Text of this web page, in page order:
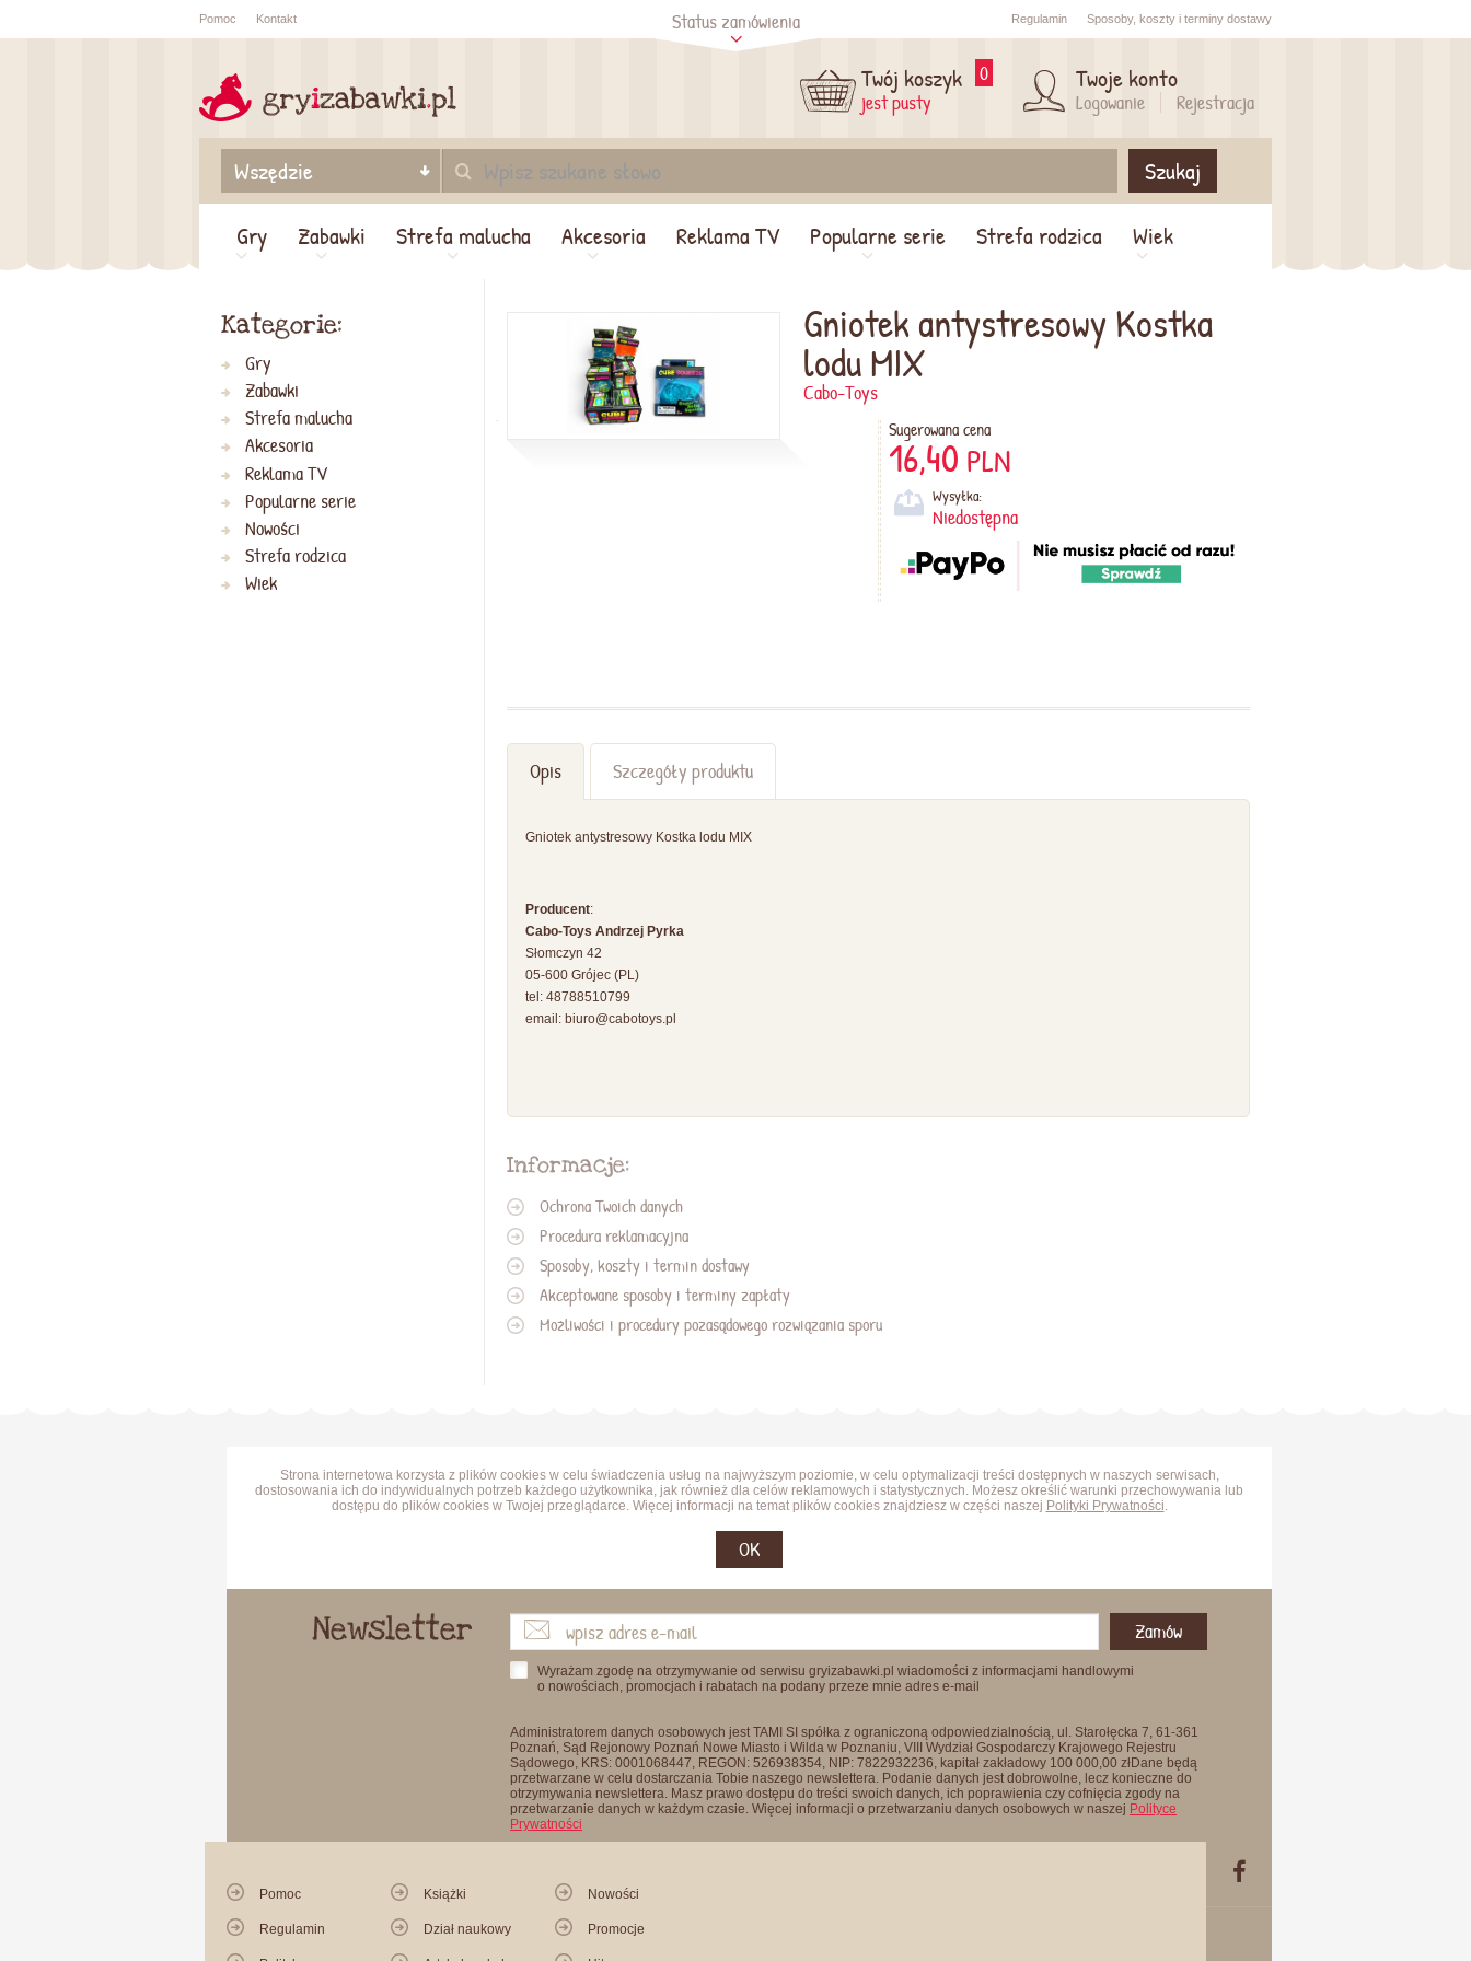
Sprawdź status Sprawdź
Pomoc Kontakt Status zamówienia Regulamin Sposoby, koszty i terminy dostawy
Twój koszyk
jest pusty
0 Twoje konto
Logowanie Rejestracja
Szukaj
Gry
Zabawki Strefa malucha Akcesoria Reklama TV Popularne serie Strefa rodzica Wiek
Gniotek antystresowy Kostka
lodu MIX
Cabo-Toys
Sugerowana cena
16,40 PLN
Wysyłka:
Niedostępna
Opis Szczegóły produktu
Gniotek antystresowy Kostka lodu MIX
Producent:
Cabo-Toys Andrzej Pyrka
Słomczyn 42
05-600 Grójec (PL)
tel: 48788510799
email: biuro@cabotoys.pl
Informacje:
Ochrona Twoich danych
Procedura reklamacyjna
Sposoby, koszty i termin dostawy
Akceptowane sposoby i terminy zapłaty
Możliwości i procedury pozasądowego rozwiązania sporu
Kategorie:
Gry
Zabawki
Strefa malucha
Akcesoria
Reklama TV
Popularne serie
Nowości
Strefa rodzica
Wiek
Strona internetowa korzysta z plików cookies w celu świadczenia usług na najwyższym poziomie, w celu optymalizacji treści dostępnych w naszych serwisach,
dostosowania ich do indywidualnych potrzeb każdego użytkownika, jak również dla celów reklamowych i statystycznych. Możesz określić warunki przechowywania lub
dostępu do plików cookies w Twojej przeglądarce. Więcej informacji na temat plików cookies znajdziesz w części naszej Polityki Prywatności.
OK
Newsletter Zamów
Wyrażam zgodę na otrzymywanie od serwisu gryizabawki.pl wiadomości z informacjami handlowymi
o nowościach, promocjach i rabatach na podany przeze mnie adres e-mail
Administratorem danych osobowych jest TAMI SI spółka z ograniczoną odpowiedzialnością, ul. Starołęcka 7, 61-361
Poznań, Sąd Rejonowy Poznań Nowe Miasto i Wilda w Poznaniu, VIII Wydział Gospodarczy Krajowego Rejestru
Sądowego, KRS: 0001068447, REGON: 526938354, NIP: 7822932236, kapitał zakładowy 100 000,00 złDane będą
przetwarzane w celu dostarczania Tobie naszego newslettera. Podanie danych jest dobrowolne, lecz konieczne do
otrzymywania newslettera. Masz prawo dostępu do treści swoich danych, ich poprawienia czy cofnięcia zgody na
przetwarzanie danych w każdym czasie. Więcej informacji o przetwarzaniu danych osobowych w naszej Polityce
Prywatności
Pomoc
Regulamin
Książki
Dział naukowy
Nowości
Promocje